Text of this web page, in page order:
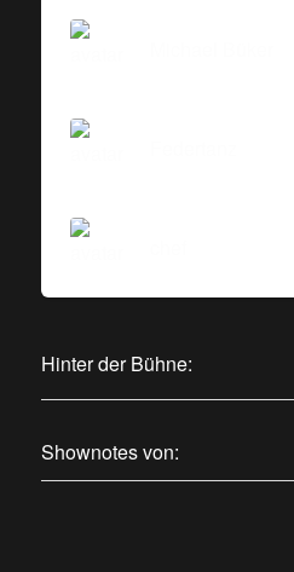
Hinter der Bühne:
Shownotes von: